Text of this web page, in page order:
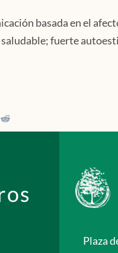
basada en el
fuerte
Plaza